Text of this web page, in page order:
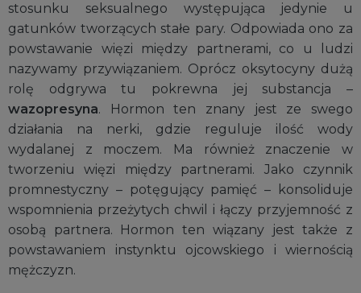
stosunku seksualnego występująca jedynie u
gatunków tworzących stałe pary. Odpowiada ono za
powstawanie więzi między partnerami, co u ludzi
nazywamy przywiązaniem. Oprócz oksytocyny dużą
rolę odgrywa tu pokrewna jej substancja –
wazopresyna. Hormon ten znany jest ze swego
działania na nerki, gdzie reguluje ilość wody
wydalanej z moczem. Ma również znaczenie w
tworzeniu więzi między partnerami. Jako czynnik
promnestyczny – potęgujący pamięć – konsoliduje
wspomnienia przeżytych chwil i łączy przyjemność z
osobą partnera. Hormon ten wiązany jest także z
powstawaniem instynktu ojcowskiego i wiernością
mężczyzn.